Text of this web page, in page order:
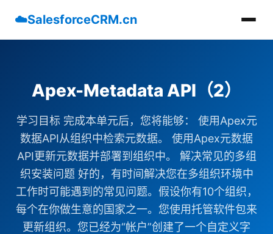
☁️SalesforceCRM.cn
Apex-Metadata API（2）
学习目标 完成本单元后，您将能够： 使用Apex元
数据API从组织中检索元数据。 使用Apex元数据
API更新元数据并部署到组织中。 解决常见的多组
织安装问题 好的，有时间解决您在多组织环境中
工作时可能遇到的常见问题。假设你有10个组织，
每个在你做生意的国家之一。您使用托管软件包来
更新组织。您已经为“帐户”创建了一个自定义字